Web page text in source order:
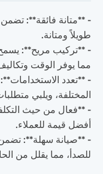
- **متانة فائقة**:
طويلاً ومتانة.
- **تركيب مريح**: يسمح
مما يوفر الوقت
- **تعدد
المختلفة، ويلبي
- **فعال من حيث
أفضل قيمة للعملاء.
- **صيانة سهلة**: تضمن
للصدأ، مما يقلل من